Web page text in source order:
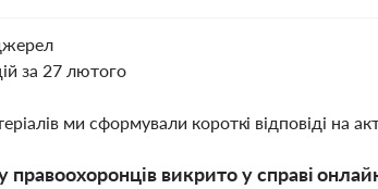
за 27 лютого
ми сформували короткі відповіді на
правоохоронців викрито у справі